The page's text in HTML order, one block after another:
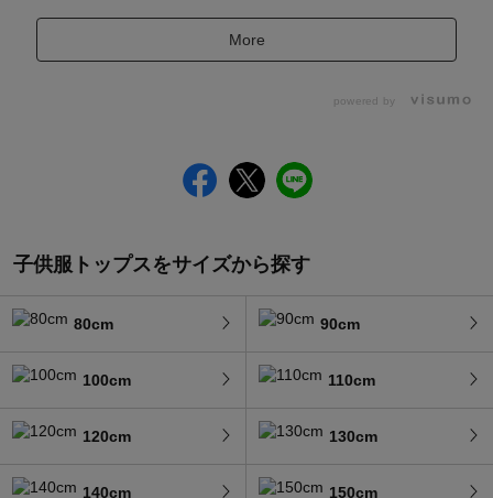
More
powered by
子供服トップスをサイズから探す
80cm 90cm
100cm 110cm
120cm 130cm
140cm 150cm